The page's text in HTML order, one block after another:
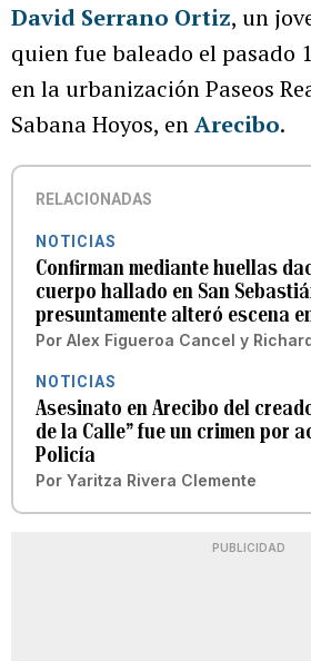
David Serrano Ortiz, un
quien fue baleado el pasado
en la urbanización Paseos
Sabana Hoyos, enArecibo.
RELACIONADAS
NOTICIAS
Confirman mediante huellas
cuerpo hallado en San
presuntamente alteró escena
Por Alex Figueroa Cancel y
NOTICIAS
Asesinato en Arecibo del
de la Calle” fue un crimen por
Policía
Por Yaritza Rivera Clemente
PUBLICIDAD